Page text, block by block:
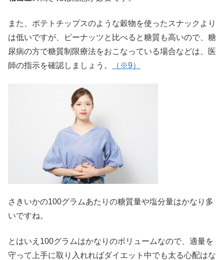
また、ポテトチップスのような穀物を使ったスナックより
は低いですが、ピーナッツと比べると糖質も高いので、糖
尿病の方で糖質制限療法をおこなっている場合などは、医
師の指示を確認しましょう。
（※9）
さきいかの100グラムあたりの糖質量や塩分量はかなり多
いですね。
とはいえ100グラムはかなりのボリュームなので、適量を
守って上手に取り入れればダイエット中でも太る心配はな